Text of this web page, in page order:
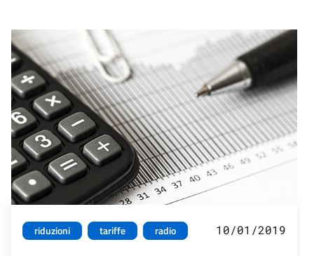
riduzioni tariffe radio 10/01/2019